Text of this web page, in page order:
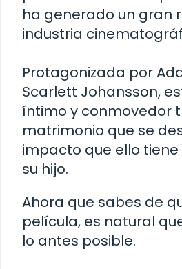
ha generado un gran
industria
Protagonizada por
Scarlett Johansson,
íntimo y conmovedor
matrimonio que se
impacto que ello tiene
su hijo.
Ahora que sabes de
película, es natural
lo antes posible.